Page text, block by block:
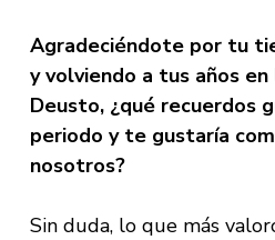
Agradeciéndote por tu
y volviendo a tus años
Deusto, ¿qué recuerdos
periodo y te gustaría
nosotros?
Sin duda, lo que más